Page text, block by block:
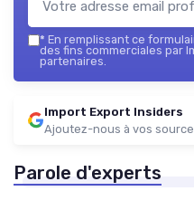
* En remplissant ce
des fins commerciales par
partenaires.
Import Export Insiders
Ajoutez-nous à vos
Parole d'experts